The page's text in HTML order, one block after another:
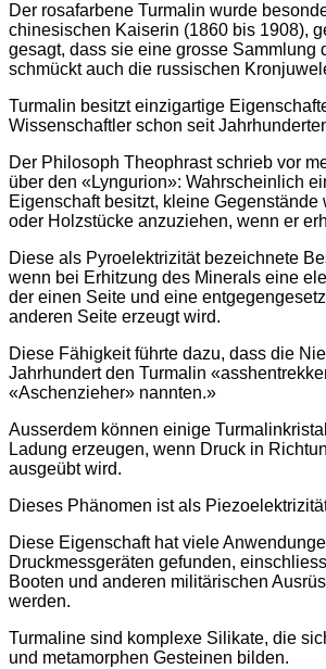
Der rosafarbene Turmalin wurde
chinesischen Kaiserin (1860 bis 1908),
gesagt, dass sie eine grosse Sammlung
schmückt auch die russischen
Turmalin besitzt einzigartige
Wissenschaftler schon seit
Der Philosoph Theophrast schrieb vor
über den «Lyngurion»: Wahrscheinlich
Eigenschaft besitzt, kleine Gegenstände
oder Holzstücke anzuziehen, wenn er
Diese als Pyroelektrizität bezeichnete
wenn bei Erhitzung des Minerals eine
der einen Seite und eine
anderen Seite erzeugt wird.
Diese Fähigkeit führte dazu, dass die
Jahrhundert den Turmalin
«Aschenzieher» nannten.»
Ausserdem können einige
Ladung erzeugen, wenn Druck in
ausgeübt wird.
Dieses Phänomen ist als
Diese Eigenschaft hat viele
Druckmessgeräten gefunden,
Booten und anderen militärischen
werden.
Turmaline sind komplexe Silikate, die
und metamorphen Gesteinen bilden.